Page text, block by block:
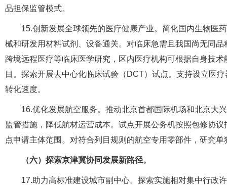
品担保监管模式。
15.创新发展全球领先的医疗健康产业。简化国内生物医
械和研发用材料试剂、设备通关。对临床急需且我国尚无同
跨境远程医疗等临床医学研究，区内医疗机构可根据自身技
目。探索开展去中心化临床试验（DCT）试点。支持设立医
转化速度。
16.优化发展航空服务。推动北京首都国际机场和北京大
监管措施，降低航材运营成本。试点开展公务机按照包修协
点申请主体范围。对符合列目规则的航空专用零部件，研究
（六）探索京津冀协同发展新路径。
17.助力高标准建设城市副中心。探索实施相对集中行政